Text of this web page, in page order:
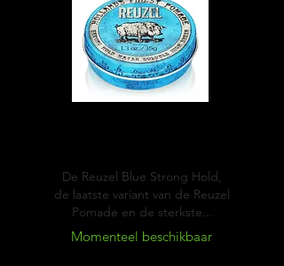
De Reuzel Blue Strong Hold,
de laatste variant van de Reuzel
Pomade en de sterkste...
Momenteel beschikbaar